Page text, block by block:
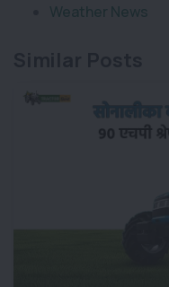
Weather News